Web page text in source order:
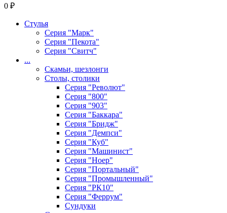
0 ₽
Стулья
Серия "Марк"
Серия "Пекота"
Серия "Свитч"
...
Скамьи, шезлонги
Столы, столики
Серия "Револют"
Серия "800"
Серия "903"
Серия "Баккара"
Серия "Бридж"
Серия "Демпси"
Серия "Куб"
Серия "Машинист"
Серия "Ноер"
Серия "Портальный"
Серия "Промышленный"
Серия "РК10"
Серия "Феррум"
Сундуки